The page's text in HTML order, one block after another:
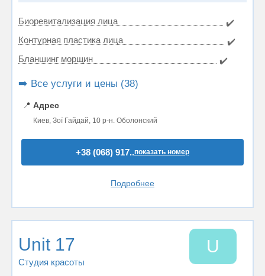
Биоревитализация лица
✔️
Контурная пластика лица
✔️
Бланшинг морщин
✔️
➡️ Все услуги и цены (38)
📍 Адрес
Киев, Зої Гайдай, 10 р-н. Оболонский
+38 (068) 917..показать номер
Подробнее
Unit 17
Студия красоты
U